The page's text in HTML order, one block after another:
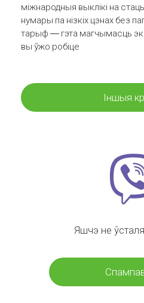
міжнародныя выклікі на
нумары па нізкіх цэнах без
тарыф — гэта магчымасць
вы ўжо робіце
Іншыя
Яшчэ не